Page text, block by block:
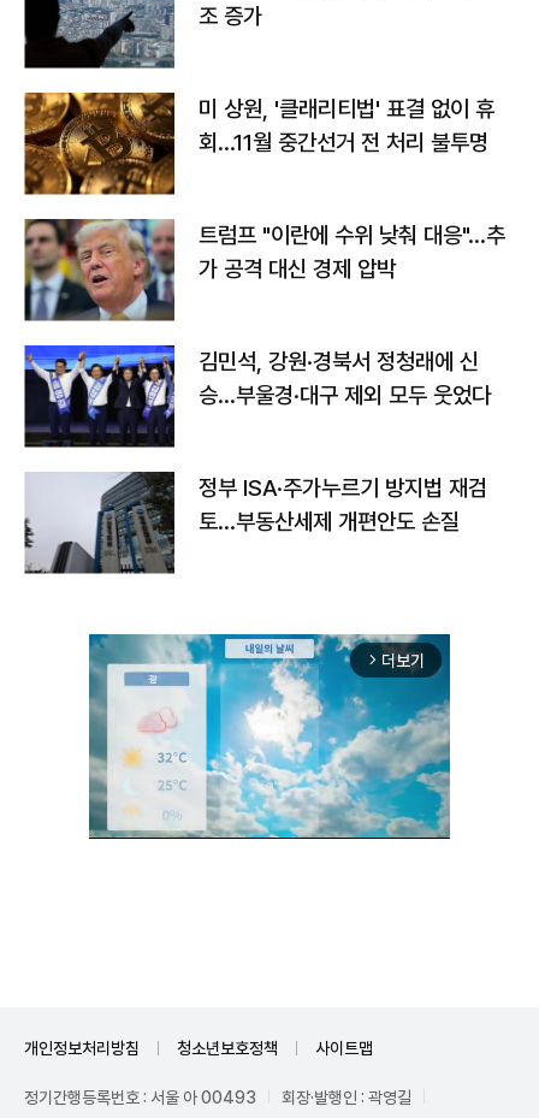
조 증가
미 상원, '클래리티법' 표결 없이 휴
회…11월 중간선거 전 처리 불투명
트럼프 "이란에 수위 낮춰 대응"…추
가 공격 대신 경제 압박
김민석, 강원·경북서 정청래에 신
승…부울경·대구 제외 모두 웃었다
정부 ISA·주가누르기 방지법 재검
토…부동산세제 개편안도 손질
arrow_forward_ios 더보기
개인정보처리방침 청소년보호정책 사이트맵
정기간행등록번호 : 서울 아 00493 회장·발행인 : 곽영길